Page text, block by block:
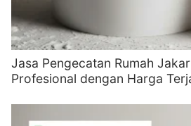
Jasa Pengecatan Rumah
Profesional dengan Harga